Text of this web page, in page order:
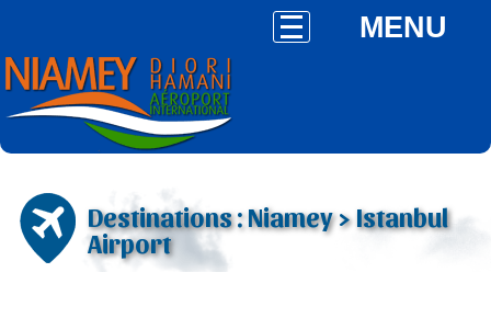
MENU
Destinations : Niamey > Istanbul
Airport